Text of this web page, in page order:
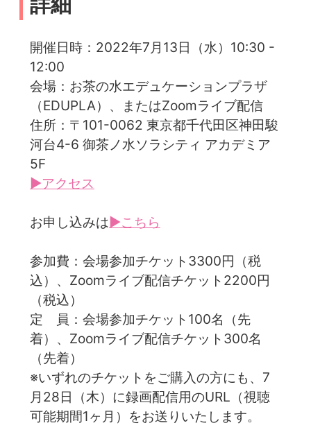
開催日時：2022年7月13日（水）10:30 -
12:00
会場：お茶の水エデュケーションプラザ
（EDUPLA）、またはZoomライブ配信
住所：〒101-0062 東京都千代田区神田駿
河台4-6 御茶ノ水ソラシティ アカデミア
5F
▶アクセス
お申し込みは▶こちら
参加費：会場参加チケット3300円（税
込）、Zoomライブ配信チケット2200円
（税込）
定 員：会場参加チケット100名（先
着）、Zoomライブ配信チケット300名
（先着）
※いずれのチケットをご購入の方にも、7
月28日（木）に録画配信用のURL（視聴
可能期間1ヶ月）をお送りいたします。